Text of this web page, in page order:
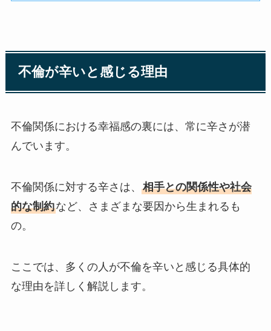
不倫が辛いと感じる理由
不倫関係における幸福感の裏には、常に辛さが潜
んでいます。
不倫関係に対する辛さは、 相手との関係性や社会
的な制約など、さまざまな要因から生まれるも
の。
ここでは、多くの人が不倫を辛いと感じる具体的
な理由を詳しく解説します。